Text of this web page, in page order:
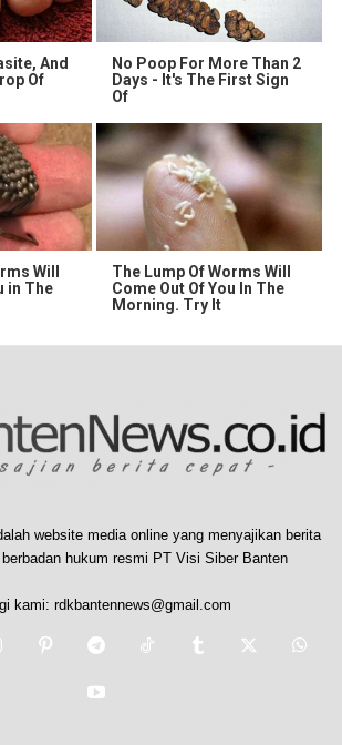
And
Of
No Poop For More Than 2
Days - It's The First Sign
Of
Will
in The
The Lump Of Worms Will
Come Out Of You In The
Morning. Try It
website media online yang menyajikan berita
hukum resmi PT Visi Siber Banten
kami: rdkbantennews@gmail.com